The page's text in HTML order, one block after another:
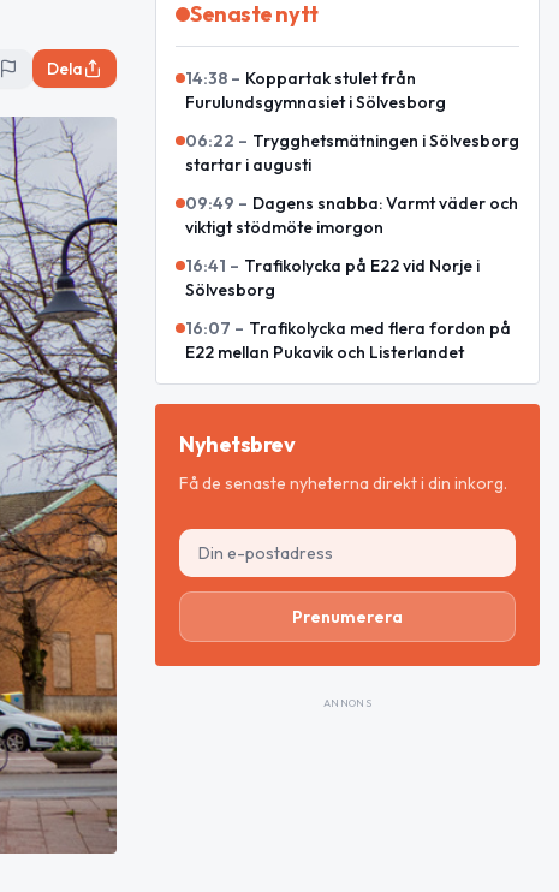
Dela
Senaste nytt
14:38 – Koppartak stulet från
Furulundsgymnasiet i Sölvesborg
06:22 – Trygghetsmätningen i Sölvesborg
startar i augusti
09:49 – Dagens snabba: Varmt väder och
viktigt stödmöte imorgon
16:41 – Trafikolycka på E22 vid Norje i
Sölvesborg
16:07 – Trafikolycka med flera fordon på
E22 mellan Pukavik och Listerlandet
Nyhetsbrev
Få de senaste nyheterna direkt i din inkorg.
Prenumerera
ANNONS